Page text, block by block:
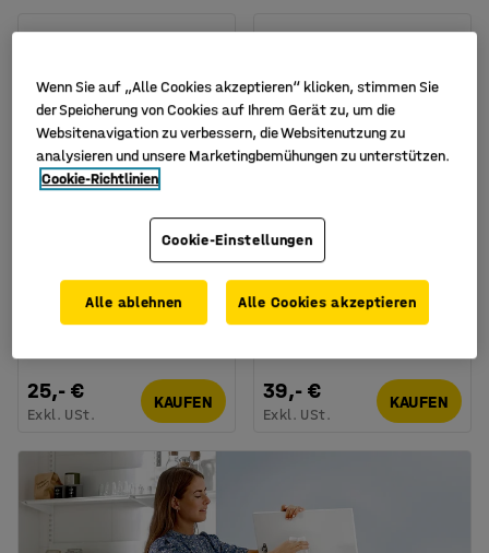
Wandhalter für
Müllsäcke, 160 x 180 mm
Art. Nr.:24604
25,- €
Exkl. USt.
KAUFEN
Abfallbehälter OLIVER,
60 l, 600 x 280 x 590
mm, rot
39,- €
Exkl. USt.
KAUFEN
Wenn Sie auf „Alle Cookies akzeptieren“ klicken, stimmen Sie
der Speicherung von Cookies auf Ihrem Gerät zu, um die
Websitenavigation zu verbessern, die Websitenutzung zu
analysieren und unsere Marketingbemühungen zu unterstützen.
Cookie-Richtlinien
Cookie-Einstellungen
Alle ablehnen Alle Cookies akzeptieren